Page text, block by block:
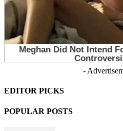
-
EDITOR PICKS
POPULAR POSTS